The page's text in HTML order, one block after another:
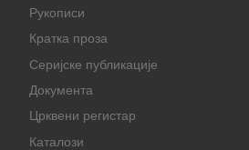
Рукописи
Кратка проза
Серијске публикације
Документа
Црквени регистар
Каталози